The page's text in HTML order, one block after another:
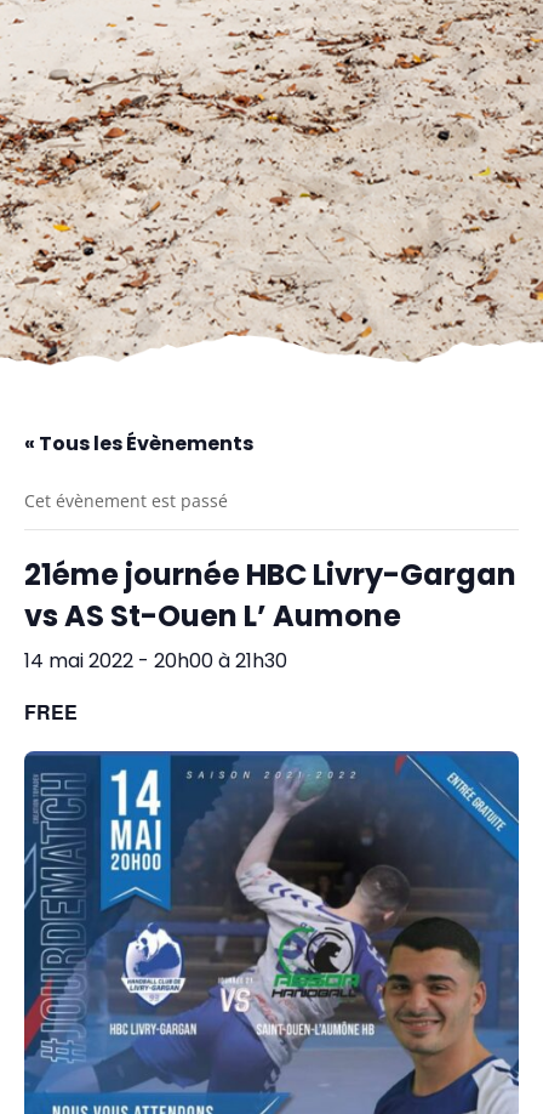
« Tous les Évènements
Cet évènement est passé
21éme journée HBC Livry-Gargan
vs AS St-Ouen L’ Aumone
14 mai 2022 - 20h00à21h30
FREE